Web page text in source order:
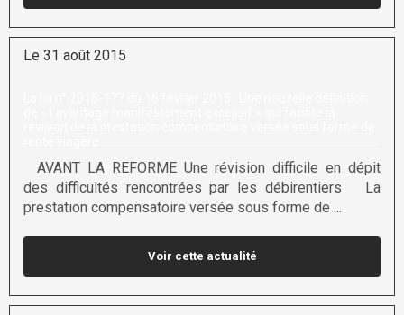
Le 31 août 2015
AVANT LA REFORME Une révision difficile en dépit
des difficultés rencontrées par les débirentiers La
prestation compensatoire versée sous forme de ...
Voir cette actualité